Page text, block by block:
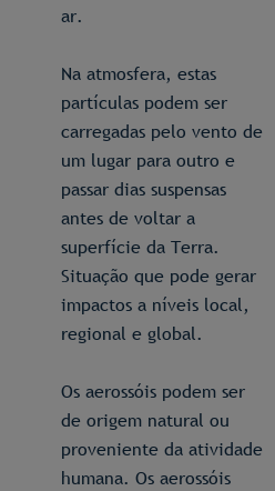
ar.
Na atmosfera, estas
partículas podem ser
carregadas pelo vento de
um lugar para outro e
passar dias suspensas
antes de voltar a
superfície da Terra.
Situação que pode gerar
impactos a níveis local,
regional e global.
Os aerossóis podem ser
de origem natural ou
proveniente da atividade
humana. Os aerossóis